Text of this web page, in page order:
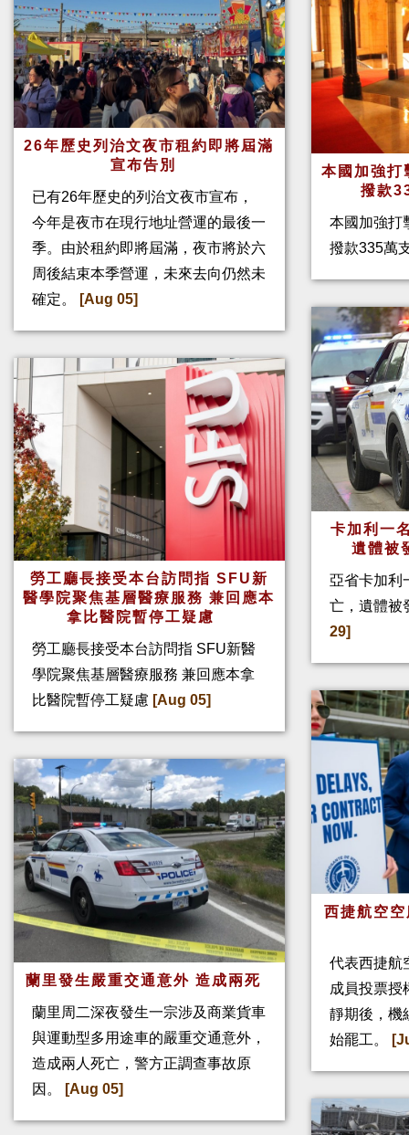
26年歷史列治文夜市租約即將屆滿
宣布告別
已有26年歷史的列治文夜市宣布，
今年是夜市在現行地址營運的最後一
季。由於租約即將屆滿，夜市將於六
周後結束本季營運，未來去向仍然未
確定。
[Aug 05]
勞工廳長接受本台訪問指 SFU新
醫學院聚焦基層醫療服務 兼回應本
拿比醫院暫停工疑慮
勞工廳長接受本台訪問指 SFU新醫
學院聚焦基層醫療服務 兼回應本拿
比醫院暫停工疑慮 [Aug 05]
蘭里發生嚴重交通意外 造成兩死
蘭里周二深夜發生一宗涉及商業貨車
與運動型多用途車的嚴重交通意外，
造成兩人死亡，警方正調查事故原
因。
[Aug 05]
本國加強打
撥款
本國加強打
撥款335萬
卡加利一
遺體被
亞省卡加利
亡，遺體被
29]
西捷航空
代表西捷航
成員投票授
靜期後，機
始罷工。